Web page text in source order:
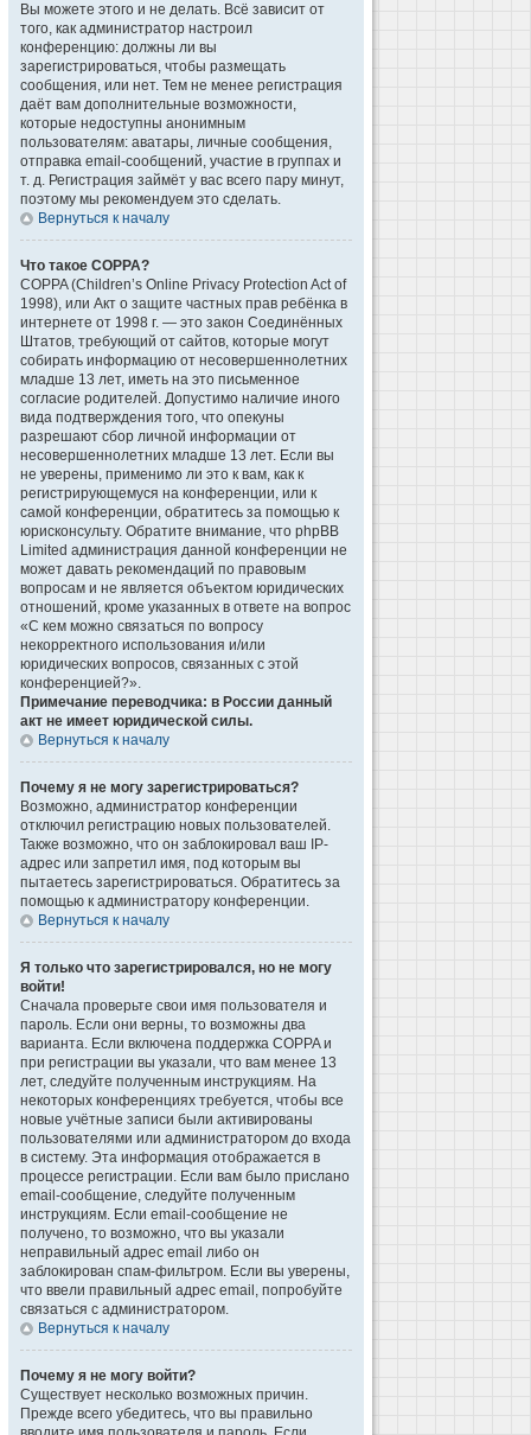
Вы можете этого и не делать. Всё зависит от
того, как администратор настроил
конференцию: должны ли вы
зарегистрироваться, чтобы размещать
сообщения, или нет. Тем не менее регистрация
даёт вам дополнительные возможности,
которые недоступны анонимным
пользователям: аватары, личные сообщения,
отправка email-сообщений, участие в группах и
т. д. Регистрация займёт у вас всего пару минут,
поэтому мы рекомендуем это сделать.
Вернуться к началу
Что такое COPPA?
COPPA (Children’s Online Privacy Protection Act of
1998), или Акт о защите частных прав ребёнка в
интернете от 1998 г. — это закон Соединённых
Штатов, требующий от сайтов, которые могут
собирать информацию от несовершеннолетних
младше 13 лет, иметь на это письменное
согласие родителей. Допустимо наличие иного
вида подтверждения того, что опекуны
разрешают сбор личной информации от
несовершеннолетних младше 13 лет. Если вы
не уверены, применимо ли это к вам, как к
регистрирующемуся на конференции, или к
самой конференции, обратитесь за помощью к
юрисконсульту. Обратите внимание, что phpBB
Limited администрация данной конференции не
может давать рекомендаций по правовым
вопросам и не является объектом юридических
отношений, кроме указанных в ответе на вопрос
«С кем можно связаться по вопросу
некорректного использования и/или
юридических вопросов, связанных с этой
конференцией?».
Примечание переводчика: в России данный
акт не имеет юридической силы.
Вернуться к началу
Почему я не могу зарегистрироваться?
Возможно, администратор конференции
отключил регистрацию новых пользователей.
Также возможно, что он заблокировал ваш IP-
адрес или запретил имя, под которым вы
пытаетесь зарегистрироваться. Обратитесь за
помощью к администратору конференции.
Вернуться к началу
Я только что зарегистрировался, но не могу
войти!
Сначала проверьте свои имя пользователя и
пароль. Если они верны, то возможны два
варианта. Если включена поддержка COPPA и
при регистрации вы указали, что вам менее 13
лет, следуйте полученным инструкциям. На
некоторых конференциях требуется, чтобы все
новые учётные записи были активированы
пользователями или администратором до входа
в систему. Эта информация отображается в
процессе регистрации. Если вам было прислано
email-сообщение, следуйте полученным
инструкциям. Если email-сообщение не
получено, то возможно, что вы указали
неправильный адрес email либо он
заблокирован спам-фильтром. Если вы уверены,
что ввели правильный адрес email, попробуйте
связаться с администратором.
Вернуться к началу
Почему я не могу войти?
Существует несколько возможных причин.
Прежде всего убедитесь, что вы правильно